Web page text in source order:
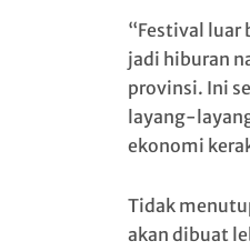
“Festival luar
jadi hiburan
provinsi. Ini
layang-
ekonomi
Tidak
akan dibuat